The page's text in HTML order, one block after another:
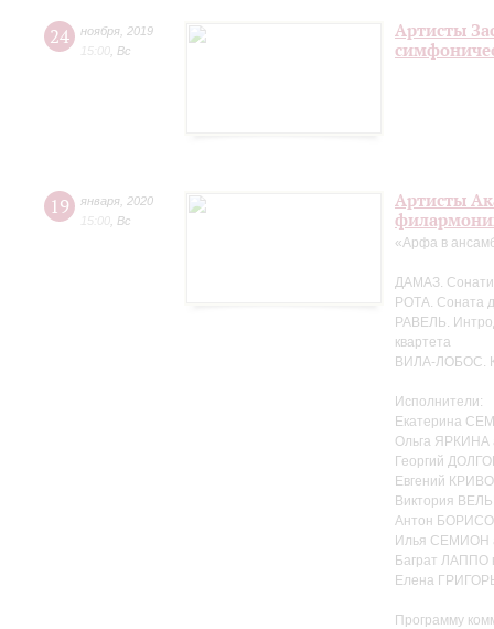
24 ноября 2019
15:00 Вс
Артисты
19 января 2020
15:00 Вс
Артисты
«Арфа в
ДАМАЗ.
РОТА. Соната
РАВЕЛЬ.
квартета
ВИЛА-ЛОБОС.
Исполнители:
Екатерина
Ольга ЯРКИНА
Георгий
Евгений
Виктория
Антон
Илья СЕМИОН
Баграт ЛАППО
Елена
Программу